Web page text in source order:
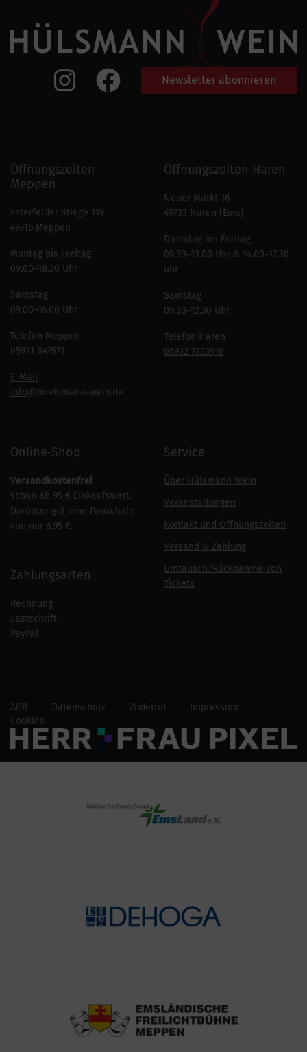
Newsletter abonnieren
Öffnungszeiten
Meppen
Esterfelder Stiege 119
49716 Meppen
Montag bis Freitag
09.00–18.30 Uhr
Samstag
09.00–16.00 Uhr
Telefon Meppen
05931 847571
E-Mail
info@huelsmann-wein.de
Öffnungszeiten Haren
Neuer Markt 16
49733 Haren (Ems)
Dienstag bis Freitag
09.30–13.00 Uhr & 14.00–17.30
uhr
Samstag
09.30–12.30 Uhr
Telefon Haren
05932 7333916
Online-Shop
Versandkostenfrei
schon ab 95 € Einkaufswert.
Darunter gilt eine Pauschale
von nur 6,95 €.
Zahlungsarten
Rechnung
Lastschrift
PayPal
Service
Über Hülsmann Wein
Veranstaltungen
Kontakt und Öffnungszeiten
Versand & Zahlung
Umtausch/Rücknahme von
Tickets
AGB Datenschutz Widerruf
Impressum
Cookies